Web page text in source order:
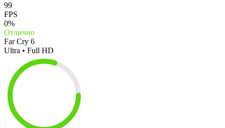
99
FPS
0%
Отлично
Far Cry 6
Ultra • Full HD